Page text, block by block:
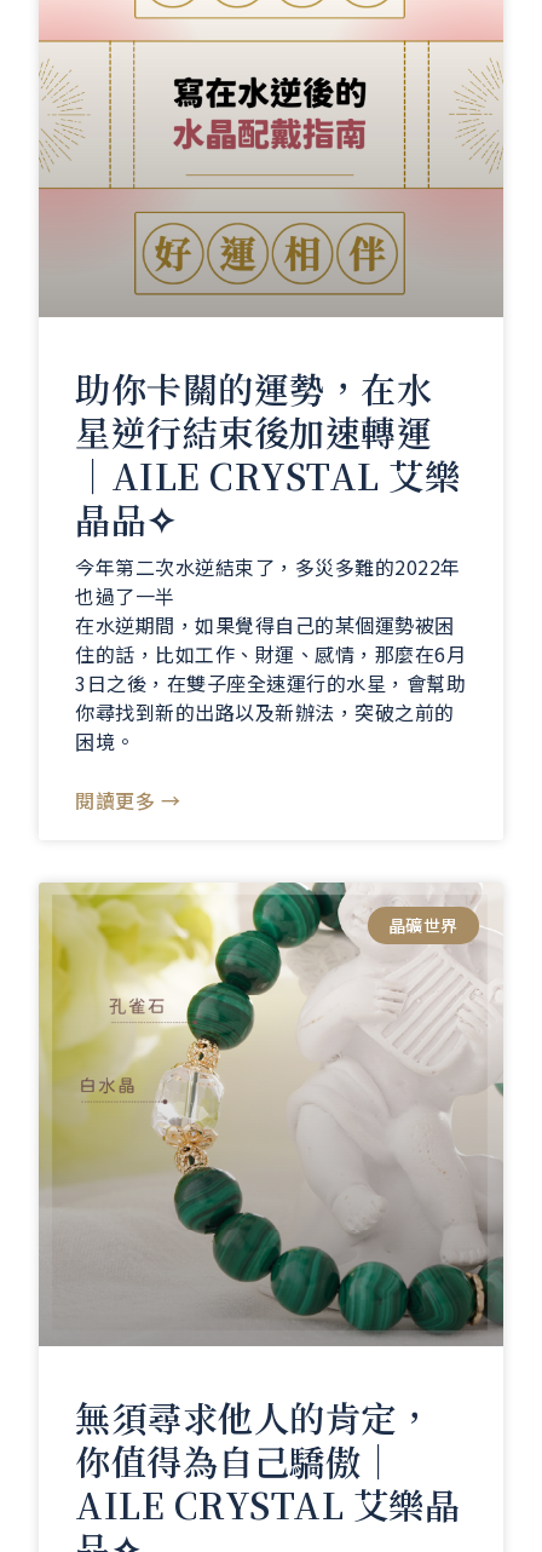
助你卡關的運勢，在水
星逆行結束後加速轉運
｜AILE CRYSTAL 艾樂
晶品✧
今年第二次水逆結束了，多災多難的2022年
也過了一半
在水逆期間，如果覺得自己的某個運勢被困
住的話，比如工作、財運、感情，那麼在6月
3日之後，在雙子座全速運行的水星，會幫助
你尋找到新的出路以及新辦法，突破之前的
困境。
閱讀更多 →
晶礦世界
無須尋求他人的肯定，
你值得為自己驕傲｜
AILE CRYSTAL 艾樂晶